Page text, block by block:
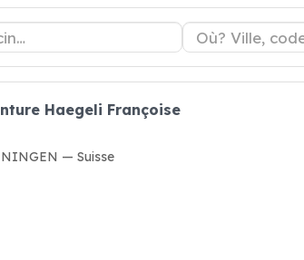
Haegeli Françoise
— Suisse